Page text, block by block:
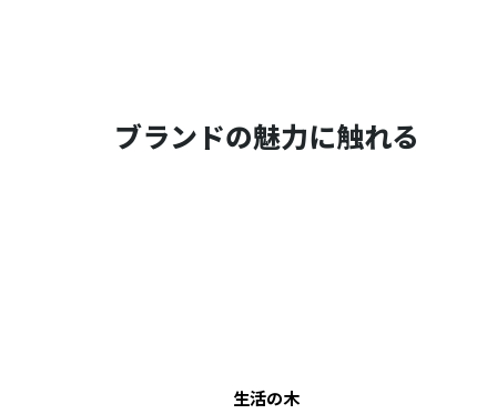
ブランドの魅力に触れる
生活の木